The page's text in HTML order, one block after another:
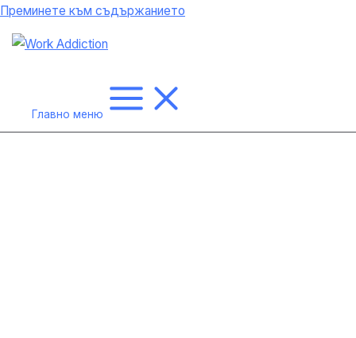
Преминете към съдържанието
Главно меню